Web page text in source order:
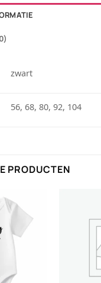
zwart
56, 68, 80, 92, 104
PRODUCTEN